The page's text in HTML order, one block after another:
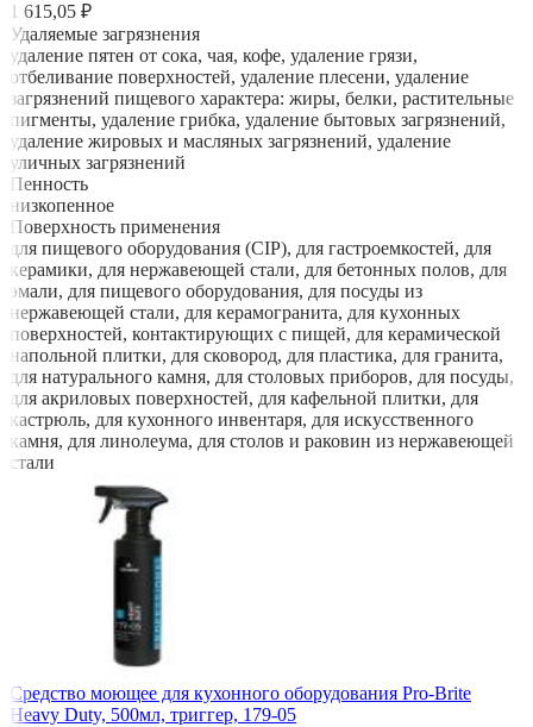
1 615,05 ₽
Удаляемые загрязнения
удаление пятен от сока, чая, кофе, удаление грязи,
отбеливание поверхностей, удаление плесени, удаление
загрязнений пищевого характера: жиры, белки, растительные
пигменты, удаление грибка, удаление бытовых загрязнений,
удаление жировых и масляных загрязнений, удаление
уличных загрязнений
Пенность
низкопенное
Поверхность применения
для пищевого оборудования (CIP), для гастроемкостей, для
керамики, для нержавеющей стали, для бетонных полов, для
эмали, для пищевого оборудования, для посуды из
нержавеющей стали, для керамогранита, для кухонных
поверхностей, контактирующих с пищей, для керамической
напольной плитки, для сковород, для пластика, для гранита,
для натурального камня, для столовых приборов, для посуды,
для акриловых поверхностей, для кафельной плитки, для
кастрюль, для кухонного инвентаря, для искусственного
камня, для линолеума, для столов и раковин из нержавеющей
стали
Средство моющее для кухонного оборудования Pro-Brite
Heavy Duty, 500мл, триггер, 179-05